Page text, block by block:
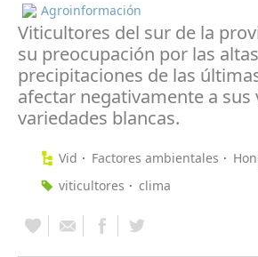
Agroinformación
Viticultores del sur de la
su preocupación por las
precipitaciones de las
afectar negativamente a
variedades blancas.
Vid Factores ambientales
viticultores
clima